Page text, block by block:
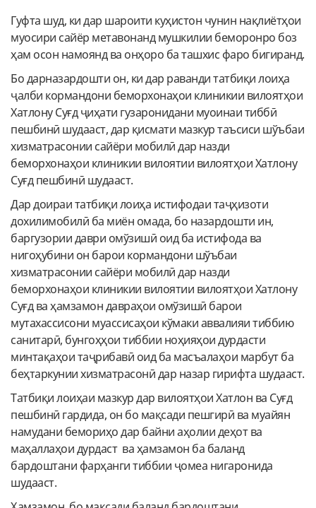
Гуфта шуд, ки дар шароити куҳистон чунин нақлиётҳои
муосири сайёр метавонанд мушкилии беморонро боз
ҳам осон намоянд ва онҳоро ба ташхис фаро бигиранд.
Бо дарназардошти он, ки дар раванди татбиқи лоиҳа
ҷалби кормандони беморхонаҳои клиникии вилоятҳои
Хатлону Суғд ҷиҳати гузаронидани муоинаи тиббӣ
пешбинӣ шудааст, дар қисмати мазкур таъсиси шўъбаи
хизматрасонии сайёри мобилӣ дар назди
беморхонаҳои клиникии вилоятии вилоятҳои Хатлону
Суғд пешбинӣ шудааст.
Дар доираи татбиқи лоиҳа истифодаи таҷҳизоти
дохилимобилӣ ба миён омада, бо назардошти ин,
баргузории даври омўзишӣ оид ба истифода ва
нигоҳубини он барои кормандони шўъбаи
хизматрасонии сайёри мобилӣ дар назди
беморхонаҳои клиникии вилоятии вилоятҳои Хатлону
Суғд ва ҳамзамон давраҳои омўзишӣ барои
мутахассисони муассисаҳои кўмаки аввалияи тиббию
санитарӣ, бунгоҳҳои тиббии ноҳияҳои дурдасти
минтақаҳои таҷрибавӣ оид ба масъалаҳои марбут ба
беҳтаркунии хизматрасонӣ дар назар гирифта шудааст.
Татбиқи лоиҳаи мазкур дар вилоятҳои Хатлон ва Суғд
пешбинӣ гардида, он бо мақсади пешгирӣ ва муайян
намудани бемориҳо дар байни аҳолии деҳот ва
маҳаллаҳои дурдаст ва ҳамзамон ба баланд
бардоштани фарҳанги тиббии ҷомеа нигаронида
шудааст.